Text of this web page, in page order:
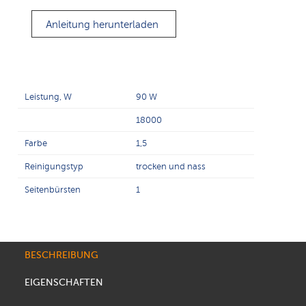
Anleitung herunterladen
Leistung, W 90 W
18000
Farbe 1,5
Reinigungstyp trocken und nass
Seitenbürsten 1
BESCHREIBUNG
EIGENSCHAFTEN